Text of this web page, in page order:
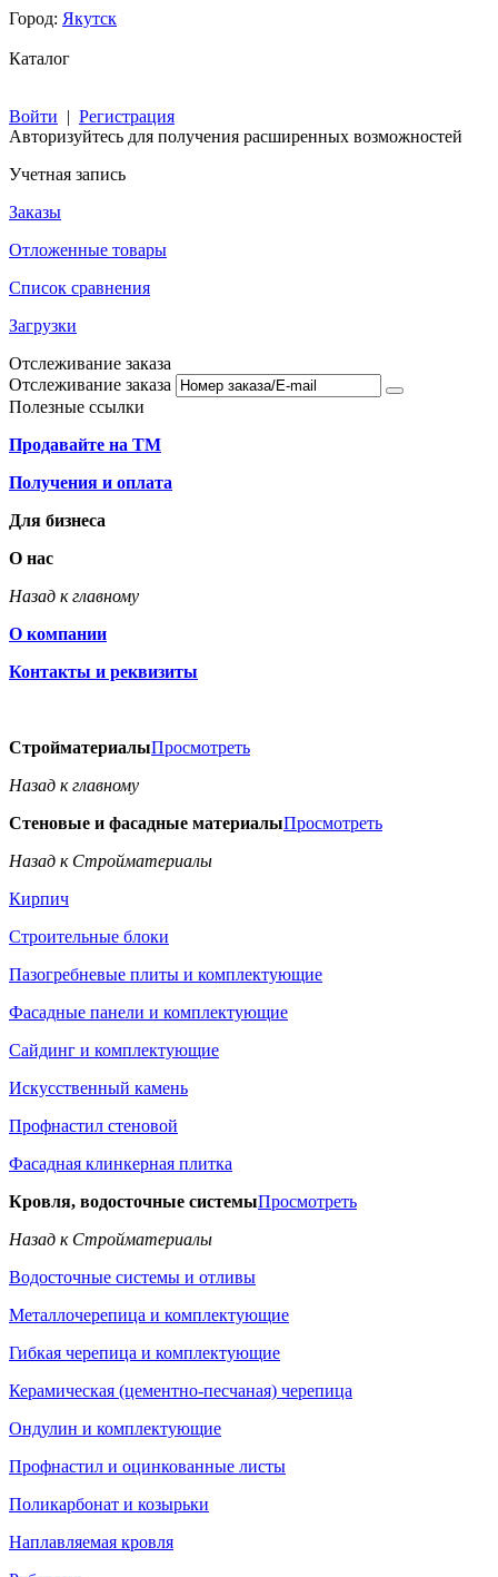
Город: Якутск
Каталог
Войти | Регистрация
Авторизуйтесь для получения расширенных возможностей
Учетная запись
Заказы
Отложенные товары
Список сравнения
Загрузки
Отслеживание заказа
Отслеживание заказа
Полезные ссылки
Продавайте на ТМ
Получения и оплата
Для бизнеса
О нас
Назад к главному
О компании
Контакты и реквизиты
СтройматериалыПросмотреть
Назад к главному
Стеновые и фасадные материалыПросмотреть
Назад к Стройматериалы
Кирпич
Строительные блоки
Пазогребневые плиты и комплектующие
Фасадные панели и комплектующие
Сайдинг и комплектующие
Искусственный камень
Профнастил стеновой
Фасадная клинкерная плитка
Кровля, водосточные системыПросмотреть
Назад к Стройматериалы
Водосточные системы и отливы
Металлочерепица и комплектующие
Гибкая черепица и комплектующие
Керамическая (цементно-песчаная) черепица
Ондулин и комплектующие
Профнастил и оцинкованные листы
Поликарбонат и козырьки
Наплавляемая кровля